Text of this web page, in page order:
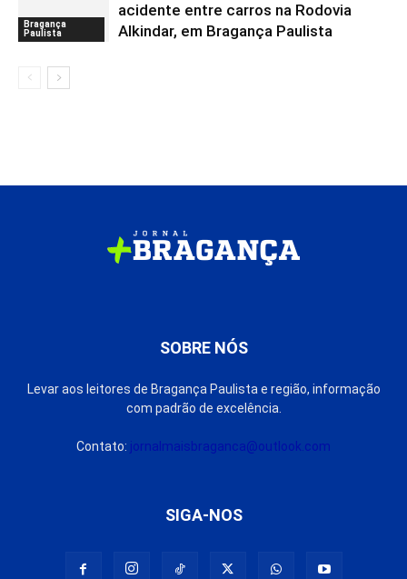
Bragança
Paulista
acidente entre carros na Rodovia
Alkindar, em Bragança Paulista
SOBRE NÓS
Levar aos leitores de Bragança Paulista e região, informação
com padrão de excelência.
Contato: jornalmaisbraganca@outlook.com
SIGA-NOS